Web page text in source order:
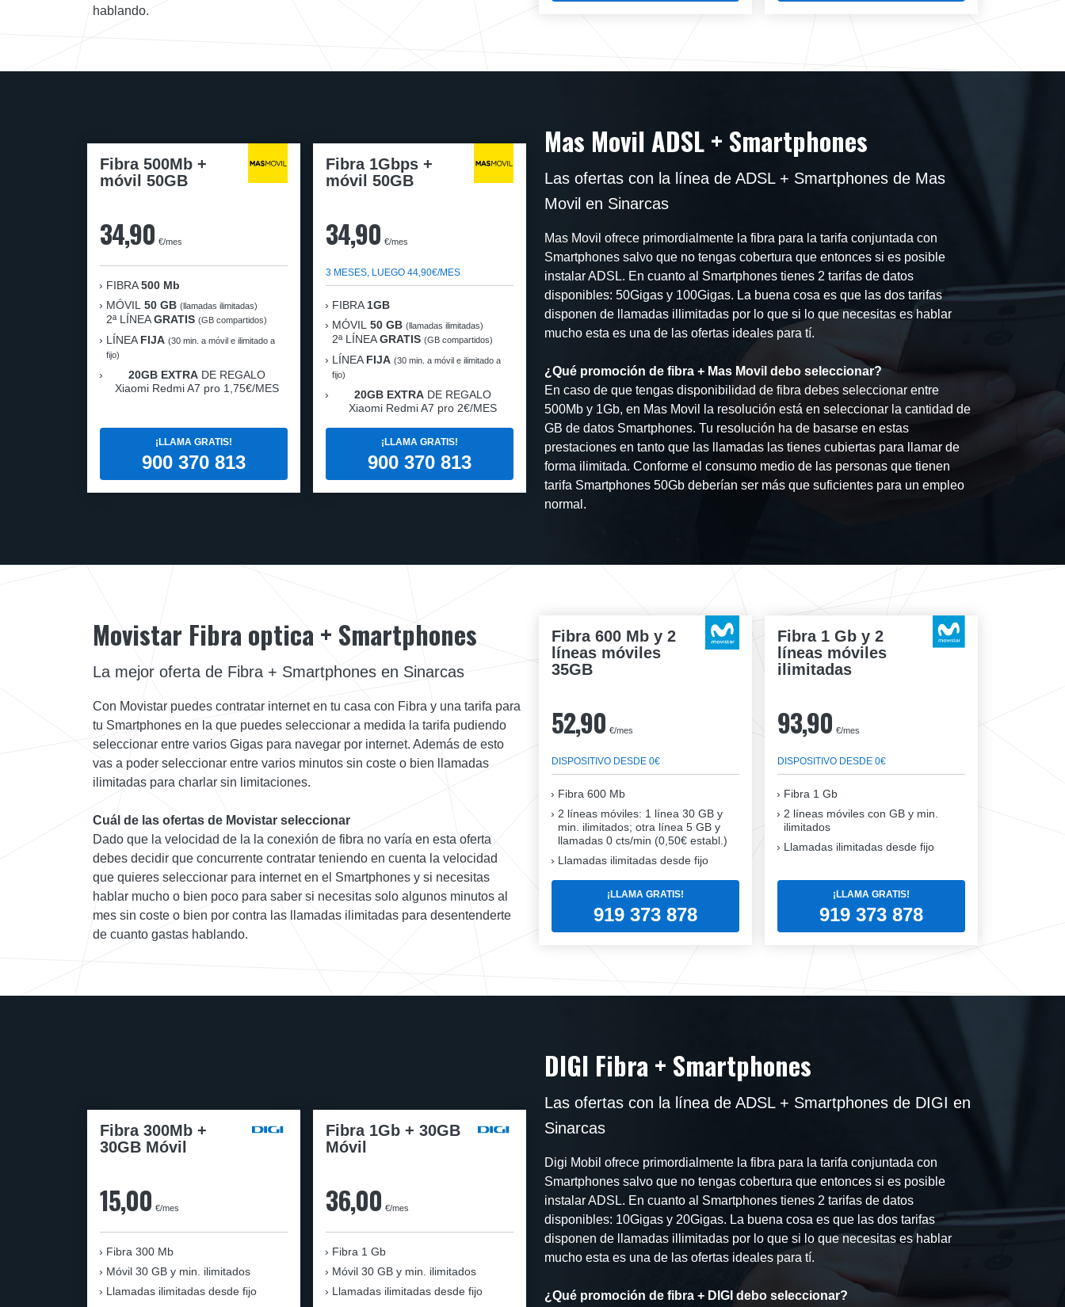
hablando.
Fibra 500Mb +
móvil 50GB
34,90 €/mes
FIBRA 500 Mb
MÓVIL 50 GB (llamadas ilimitadas)
2ª LÍNEAGRATIS (GB compartidos)
LÍNEA FIJA (30 min. a móvil e ilimitado a
fijo)
20GB EXTRA DE REGALO
Xiaomi Redmi A7 pro 1,75€/MES
¡LLAMA GRATIS!
900 370 813
Fibra 1Gbps +
móvil 50GB
34,90 €/mes
3 MESES, LUEGO 44,90€/MES
FIBRA 1GB
MÓVIL 50 GB (llamadas ilimitadas)
2ª LÍNEAGRATIS (GB compartidos)
LÍNEA FIJA (30 min. a móvil e ilimitado a
fijo)
20GB EXTRA DE REGALO
Xiaomi Redmi A7 pro 2€/MES
¡LLAMA GRATIS!
900 370 813
Mas Movil ADSL + Smartphones
Las ofertas con la línea de ADSL + Smartphones de Mas
Movil en Sinarcas
Mas Movil ofrece primordialmente la fibra para la tarifa conjuntada con
Smartphones salvo que no tengas cobertura que entonces si es posible
instalar ADSL. En cuanto al Smartphones tienes 2 tarifas de datos
disponibles: 50Gigas y 100Gigas. La buena cosa es que las dos tarifas
disponen de llamadas illimitadas por lo que si lo que necesitas es hablar
mucho esta es una de las ofertas ideales para tí.
¿Qué promoción de fibra + Mas Movil debo seleccionar?
En caso de que tengas disponibilidad de fibra debes seleccionar entre
500Mb y 1Gb, en Mas Movil la resolución está en seleccionar la cantidad de
GB de datos Smartphones. Tu resolución ha de basarse en estas
prestaciones en tanto que las llamadas las tienes cubiertas para llamar de
forma ilimitada. Conforme el consumo medio de las personas que tienen
tarifa Smartphones 50Gb deberían ser más que suficientes para un empleo
normal.
Fibra 600 Mb y 2
líneas móviles
35GB
52,90 €/mes
DISPOSITIVO DESDE 0€
Fibra 600 Mb
2 líneas móviles: 1 línea 30 GB y
min. ilimitados; otra línea 5 GB y
llamadas 0 cts/min (0,50€ establ.)
Llamadas ilimitadas desde fijo
¡LLAMA GRATIS!
919 373 878
Fibra 1 Gb y 2
líneas móviles
ilimitadas
93,90 €/mes
DISPOSITIVO DESDE 0€
Fibra 1 Gb
2 líneas móviles con GB y min.
ilimitados
Llamadas ilimitadas desde fijo
¡LLAMA GRATIS!
919 373 878
Movistar Fibra optica + Smartphones
La mejor oferta de Fibra + Smartphones en Sinarcas
Con Movistar puedes contratar internet en tu casa con Fibra y una tarifa para
tu Smartphones en la que puedes seleccionar a medida la tarifa pudiendo
seleccionar entre varios Gigas para navegar por internet. Además de esto
vas a poder seleccionar entre varios minutos sin coste o bien llamadas
ilimitadas para charlar sin limitaciones.
Cuál de las ofertas de Movistar seleccionar
Dado que la velocidad de la la conexión de fibra no varía en esta oferta
debes decidir que concurrente contratar teniendo en cuenta la velocidad
que quieres seleccionar para internet en el Smartphones y si necesitas
hablar mucho o bien poco para saber si necesitas solo algunos minutos al
mes sin coste o bien por contra las llamadas ilimitadas para desentenderte
de cuanto gastas hablando.
Fibra 300Mb +
30GB Móvil
15,00 €/mes
Fibra 300 Mb
Móvil 30 GB y min. ilimitados
Llamadas ilimitadas desde fijo
Fibra 1Gb + 30GB
Móvil
36,00 €/mes
Fibra 1 Gb
Móvil 30 GB y min. ilimitados
Llamadas ilimitadas desde fijo
DIGI Fibra + Smartphones
Las ofertas con la línea de ADSL + Smartphones de DIGI en
Sinarcas
Digi Mobil ofrece primordialmente la fibra para la tarifa conjuntada con
Smartphones salvo que no tengas cobertura que entonces si es posible
instalar ADSL. En cuanto al Smartphones tienes 2 tarifas de datos
disponibles: 10Gigas y 20Gigas. La buena cosa es que las dos tarifas
disponen de llamadas illimitadas por lo que si lo que necesitas es hablar
mucho esta es una de las ofertas ideales para tí.
¿Qué promoción de fibra + DIGI debo seleccionar?